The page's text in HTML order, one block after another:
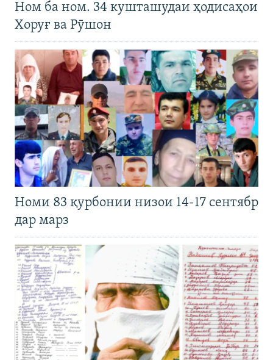
Ном ба ном. 34 кушташудаи ҳодисаҳои
Хоруғ ва Рӯшон
Номи 83 қурбонии низои 14-17 сентябр
дар марз